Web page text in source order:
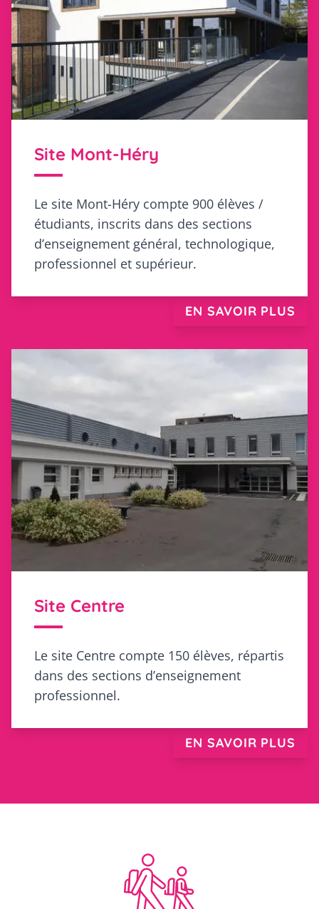
Site Mont-Héry
Le site Mont-Héry compte 900 élèves /
étudiants, inscrits dans des sections
d’enseignement général, technologique,
professionnel et supérieur.
EN SAVOIR PLUS
Site Centre
Le site Centre compte 150 élèves, répartis
dans des sections d’enseignement
professionnel.
EN SAVOIR PLUS